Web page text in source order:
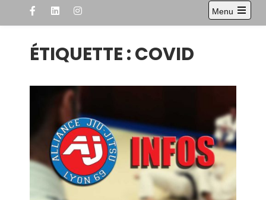
Menu
Open
ÉTIQUETTE :COVID